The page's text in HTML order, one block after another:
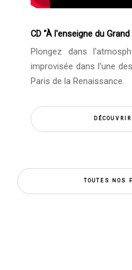
CD "À l'enseigne du
Plongez dans
improvisée dans l'une
Paris de la Renaissance.
TOUTES NOS